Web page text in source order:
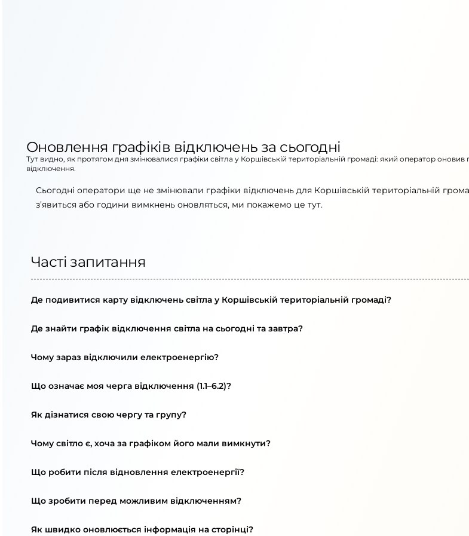
Оновлення графіків відключень за сьогодні
Тут видно, як протягом дня змінювалися графіки світла у Коршівській територіальній громаді: який оператор
відключення.
Сьогодні оператори ще не змінювали графіки відключень для Коршівській територіальній
з’явиться або години вимкнень оновляться, ми покажемо це тут.
Часті запитання
Де подивитися карту відключень світла у Коршівській територіальній громаді?
Де знайти графік відключення світла на сьогодні та завтра?
Чому зараз відключили електроенергію?
Що означає моя черга відключення (1.1–6.2)?
Як дізнатися свою чергу та групу?
Чому світло є, хоча за графіком його мали вимкнути?
Що робити після відновлення електроенергії?
Що зробити перед можливим відключенням?
Як швидко оновлюється інформація на сторінці?